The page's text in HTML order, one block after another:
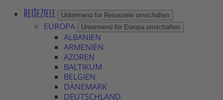
REISEZIELE Untermenü für Reiseziele umschalten
EUROPA Untermenü für Europa umschalten
ALBANIEN
ARMENIEN
AZOREN
BALTIKUM
BELGIEN
DÄNEMARK
DEUTSCHLAND